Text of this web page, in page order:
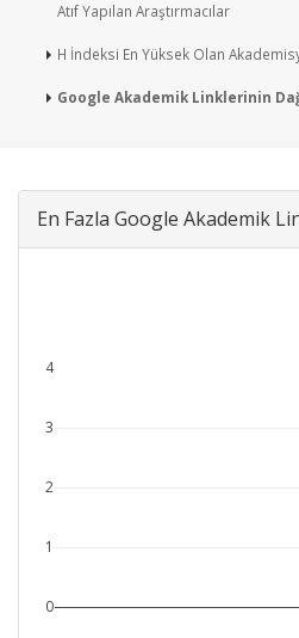
Atıf Yapılan Araştırmacılar
H İndeksi En Yüksek Olan
Google Akademik Linklerinin
En Fazla Google Akademik
0
1
2
3
4